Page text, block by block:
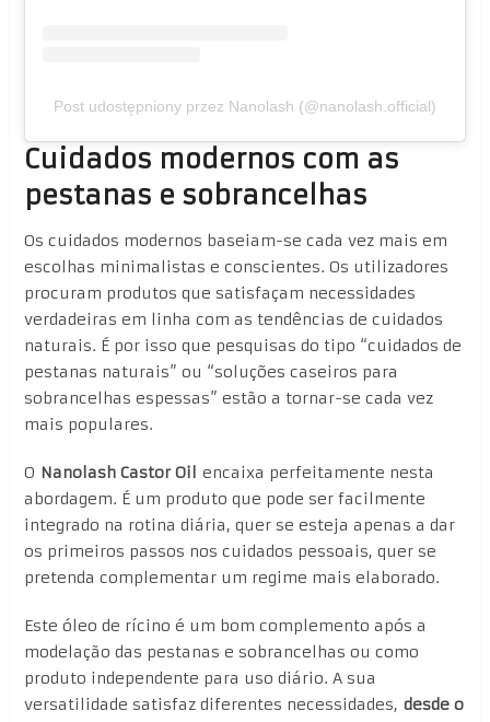
Post udostępniony przez Nanolash (@nanolash.official)
Cuidados modernos com as
pestanas e sobrancelhas
Os cuidados modernos baseiam-se cada vez mais em
escolhas minimalistas e conscientes. Os utilizadores
procuram produtos que satisfaçam necessidades
verdadeiras em linha com as tendências de cuidados
naturais. É por isso que pesquisas do tipo “cuidados de
pestanas naturais” ou “soluções caseiros para
sobrancelhas espessas” estão a tornar-se cada vez
mais populares.
O Nanolash Castor Oil encaixa perfeitamente nesta
abordagem. É um produto que pode ser facilmente
integrado na rotina diária, quer se esteja apenas a dar
os primeiros passos nos cuidados pessoais, quer se
pretenda complementar um regime mais elaborado.
Este óleo de rícino é um bom complemento após a
modelação das pestanas e sobrancelhas ou como
produto independente para uso diário. A sua
versatilidade satisfaz diferentes necessidades, desde o